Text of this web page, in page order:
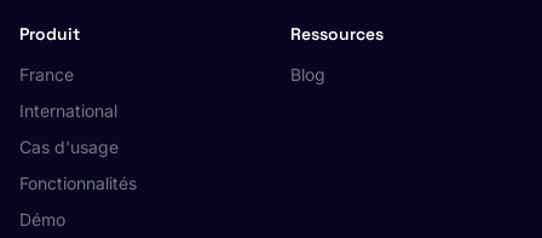
Produit
France
International
Cas d'usage
Fonctionnalités
Démo
Ressources
Blog